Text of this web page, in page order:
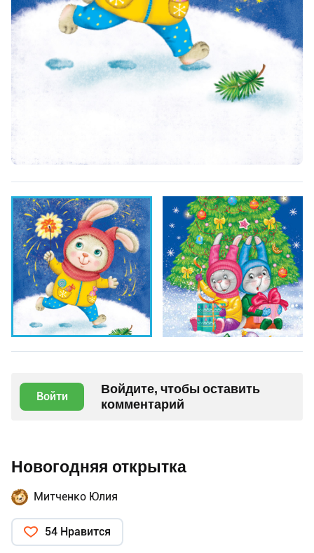
Войти
Войдите, чтобы оставить
комментарий
Новогодняя открытка
Митченко Юлия
54 Нравится